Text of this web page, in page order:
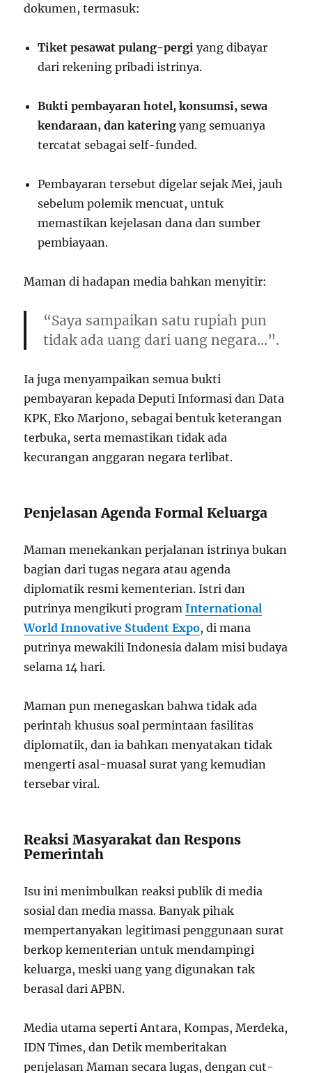
dokumen, termasuk:
Tiket pesawat pulang-pergi yang dibayar
dari rekening pribadi istrinya.
Bukti pembayaran hotel, konsumsi, sewa
kendaraan, dan katering yang semuanya
tercatat sebagai self-funded.
Pembayaran tersebut digelar sejak Mei, jauh
sebelum polemik mencuat, untuk
memastikan kejelasan dana dan sumber
pembiayaan.
Maman di hadapan media bahkan menyitir:
“Saya sampaikan satu rupiah pun
tidak ada uang dari uang negara…”.
Ia juga menyampaikan semua bukti
pembayaran kepada Deputi Informasi dan Data
KPK, Eko Marjono, sebagai bentuk keterangan
terbuka, serta memastikan tidak ada
kecurangan anggaran negara terlibat.
Penjelasan Agenda Formal Keluarga
Maman menekankan perjalanan istrinya bukan
bagian dari tugas negara atau agenda
diplomatik resmi kementerian. Istri dan
putrinya mengikuti programInternational
World Innovative Student Expo, di mana
putrinya mewakili Indonesia dalam misi budaya
selama 14 hari.
Maman pun menegaskan bahwa tidak ada
perintah khusus soal permintaan fasilitas
diplomatik, dan ia bahkan menyatakan tidak
mengerti asal-muasal surat yang kemudian
tersebar viral.
Reaksi Masyarakat dan Respons
Pemerintah
Isu ini menimbulkan reaksi publik di media
sosial dan media massa. Banyak pihak
mempertanyakan legitimasi penggunaan surat
berkop kementerian untuk mendampingi
keluarga, meski uang yang digunakan tak
berasal dari APBN.
Media utama seperti Antara, Kompas, Merdeka,
IDN Times, dan Detik memberitakan
penjelasan Maman secara lugas, dengan cut-